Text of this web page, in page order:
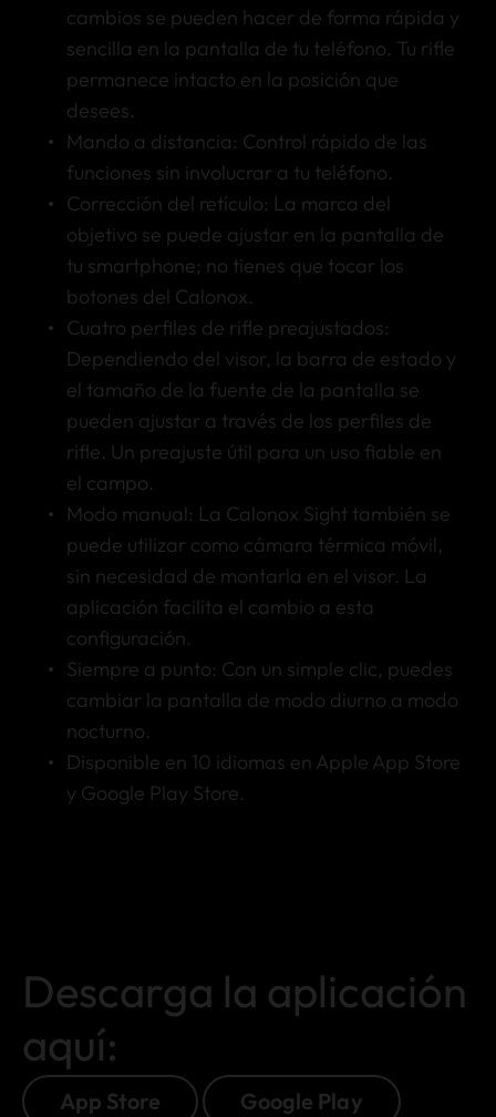
cambios se pueden hacer de forma rápida y
sencilla en la pantalla de tu teléfono. Tu rifle
permanece intacto en la posición que
desees.
Mando a distancia: Control rápido de las
funciones sin involucrar a tu teléfono.
Corrección del retículo: La marca del
objetivo se puede ajustar en la pantalla de
tu smartphone; no tienes que tocar los
botones del Calonox.
Cuatro perfiles de rifle preajustados:
Dependiendo del visor, la barra de estado y
el tamaño de la fuente de la pantalla se
pueden ajustar a través de los perfiles de
rifle. Un preajuste útil para un uso fiable en
el campo.
Modo manual: La Calonox Sight también se
puede utilizar como cámara térmica móvil,
sin necesidad de montarla en el visor. La
aplicación facilita el cambio a esta
configuración.
Siempre a punto: Con un simple clic, puedes
cambiar la pantalla de modo diurno a modo
nocturno.
Disponible en 10 idiomas en Apple App Store
y Google Play Store.
Descarga la aplicación
aquí:
App Store Google Play